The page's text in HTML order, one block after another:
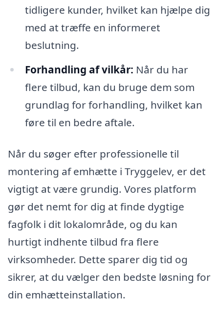
tidligere kunder, hvilket kan hjælpe dig
med at træffe en informeret
beslutning.
Forhandling af vilkår: Når du har
flere tilbud, kan du bruge dem som
grundlag for forhandling, hvilket kan
føre til en bedre aftale.
Når du søger efter professionelle til
montering af emhætte i Tryggelev, er det
vigtigt at være grundig. Vores platform
gør det nemt for dig at finde dygtige
fagfolk i dit lokalområde, og du kan
hurtigt indhente tilbud fra flere
virksomheder. Dette sparer dig tid og
sikrer, at du vælger den bedste løsning for
din emhætteinstallation.